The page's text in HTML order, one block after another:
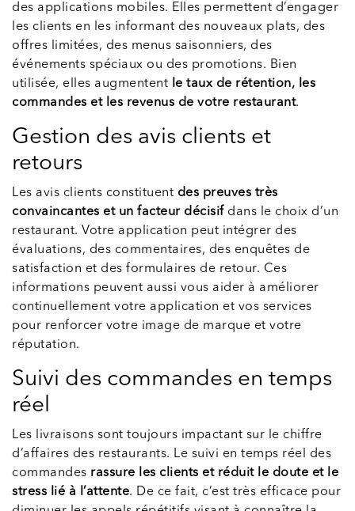
des applications mobiles. Elles permettent d’engager
les clients en les informant des nouveaux plats, des
offres limitées, des menus saisonniers, des
événements spéciaux ou des promotions. Bien
utilisée, elles augmentent
le taux de rétention, les
commandes et les revenus de votre restaurant.
Gestion des avis clients et
retours
Les avis clients constituent des preuves très
convaincantes et un facteur décisifdans le choix d’un
restaurant. Votre application peut intégrer des
évaluations, des commentaires, des enquêtes de
satisfaction et des formulaires de retour. Ces
informations peuvent aussi vous aider à améliorer
continuellement votre application et vos services
pour renforcer votre image de marque et votre
réputation.
Suivi des commandes en temps
réel
Les livraisons sont toujours impactant sur le chiffre
d’affaires des restaurants. Le suivi en temps réel des
commandes rassure les clients et réduit le doute et le
stress lié à l’attente. De ce fait, c’est très efficace pour